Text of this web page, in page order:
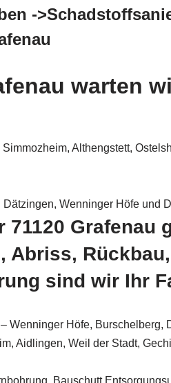
-
warten
Althengstett,
Wenninger Höfe und
Grafenau
sind wir Ihr
Wenninger Höfe, Burschelberg,
Aidlingen, Weil der Stadt,
Bauschutt